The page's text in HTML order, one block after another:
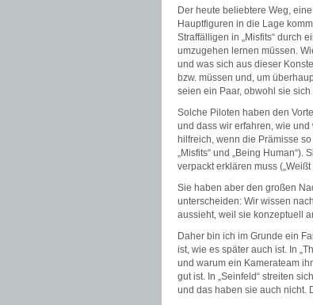
Der heute beliebtere Weg,
Hauptfiguren in die Lage
Straffälligen in „Misfits“ durch
umzugehen lernen müssen.
und was sich aus dieser
bzw. müssen und, um
seien ein Paar, obwohl sie
Solche Piloten haben den
und dass wir erfahren, wie
hilfreich, wenn die Prämisse
„Misfits“ und „Being
verpackt erklären muss
Sie haben aber den großen
unterscheiden: Wir wissen
aussieht, weil sie konzeptuell
Daher bin ich im Grunde ein
ist, wie es später auch ist. In
und warum ein Kamerateam
gut ist. In „Seinfeld“ streiten
und das haben sie auch nicht.